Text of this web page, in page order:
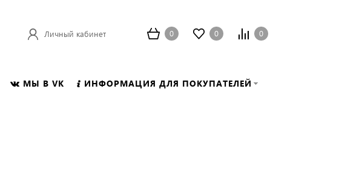
Личный кабинет 0 0 0
МЫ В VK ИНФОРМАЦИЯ ДЛЯ ПОКУПАТЕЛЕЙ